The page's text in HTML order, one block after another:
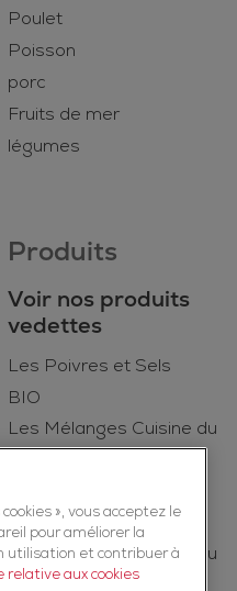
Poulet
Poisson
porc
Fruits de mer
légumes
Produits
Voir nos produits
vedettes
Les Poivres et Sels
BIO
Les Mélanges Cuisine du
Les Épices
Les Mélanges Cuisine du
Monde
», vous acceptez le
pour améliorer la
utilisation et contribuer à
relative aux cookies